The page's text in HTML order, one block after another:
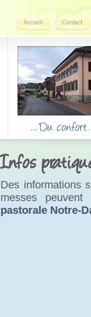
Accueil Contact
Infos
Des informations
messes
pastorale Notre-